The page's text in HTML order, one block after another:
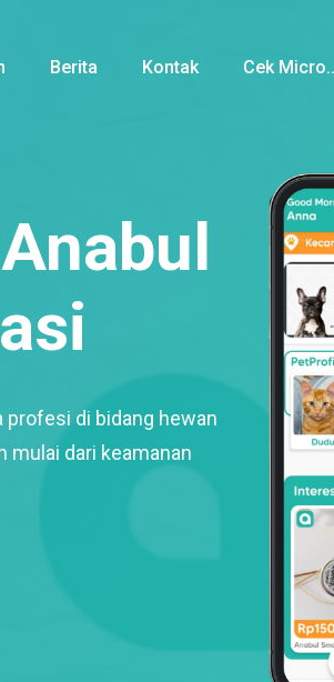
Berita Kontak Cek
profesi di bidang hewan
mulai dari keamanan